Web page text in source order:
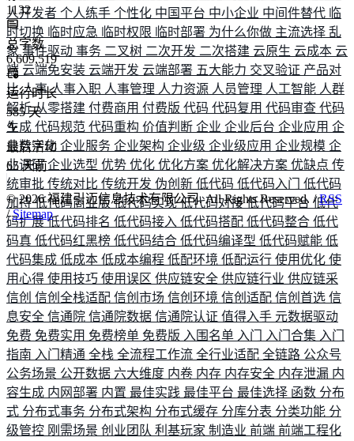
人开发者 个人练手 个性化 中国平台 中小企业 中间件替代 临
时切换 临时应急 临时权限 临时部署 为什么你做 主流选择 乱
象 事件驱动 事务 二叉树 二次开发 二次搭建 云原生 云成本 云
端 云端免安装 云端开发 云端部署 五大能力 交叉验证 产品对
比人事人事入职 人事管理 人力资源 人员管理 人工智能 人群
解析从零搭建 付费商用 付费版 代码 代码复用 代码审查 代码
生成 代码规范 代码重构 价值判断 企业 企业后台 企业应用 企
业数字化 企业服务 企业架构 企业级 企业级应用 企业规模 企
业调研企业选型 优势 优化 优化方案 优化解决方案 优缺点 传
统审批 传统对比 传统开发 伪创新 低代码 低代码入门 低代码
加持低代码商业版低代码实现低代码对接低代码平台 低代
码扩展低代码排名 低代码接入 低代码搭配 低代码整合 低代
码真 低代码红黑榜 低代码结合 低代码编译型 低代码赋能 低
代码集成 低成本 低成本编程 低配环境 低配运行 使用优化 使
用心得 使用技巧 使用误区 供应链安全 供应链行业 供应链采
信创 信创全栈适配 信创市场 信创环境 信创适配 信创首选 信
息安全 信通院 信通院数据 信通院认证 值得入手 元数据驱动
免费 免费实用 免费榜单 免费版 入围名单 入门 入门合集 入门
指南 入门精通 全栈 全流程工作流 全行业适配 全链路 公众号
公务场景 公开数据 六大维度 内卷 内存 内存安全 内存泄漏 内
容生成 内网部署 内置 最佳实践 最佳平台 最佳选择 函数 分布
式 分布式事务 分布式架构 分布式缓存 分库分表 分类功能 分
级管控 刚需场景 创业团队 利基玩家 制造业 前端 前端工程化
1132
总字数
6,609,519
运行时长
585 天
最后活动
65 天前
©2026福建引迈信息技术有限公司. All Rights Reserved. /RSS
/Sitemap